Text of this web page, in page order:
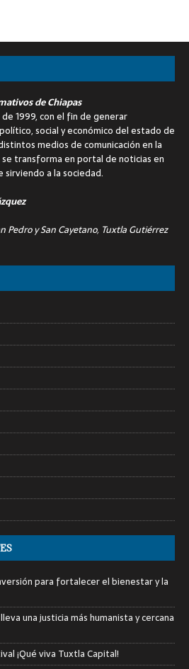
de Chiapas
1999, con el fin de generar
social y económico del estado de
medios de comunicación en la
transforma en portal de noticias en
a la sociedad.
Pedro y San Cayetano, Tuxtla Gutiérrez
para fortalecer el bienestar y la
una justicia más humanista y cercana
¡Qué viva Tuxtla Capital!